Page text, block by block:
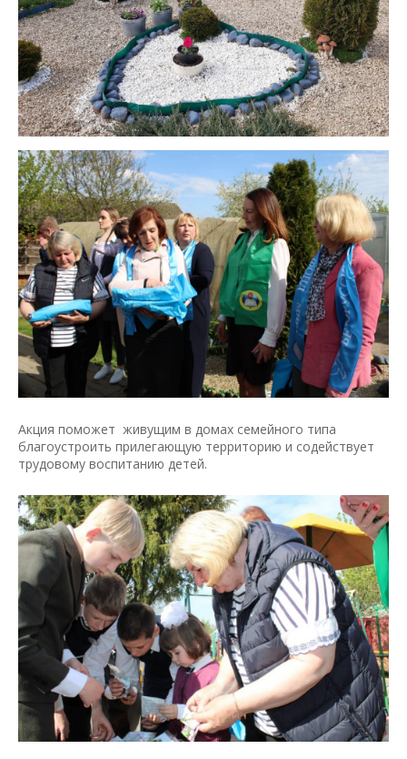
Акция поможет живущим в домах семейного типа
благоустроить прилегающую территорию и содействует
трудовому воспитанию детей.